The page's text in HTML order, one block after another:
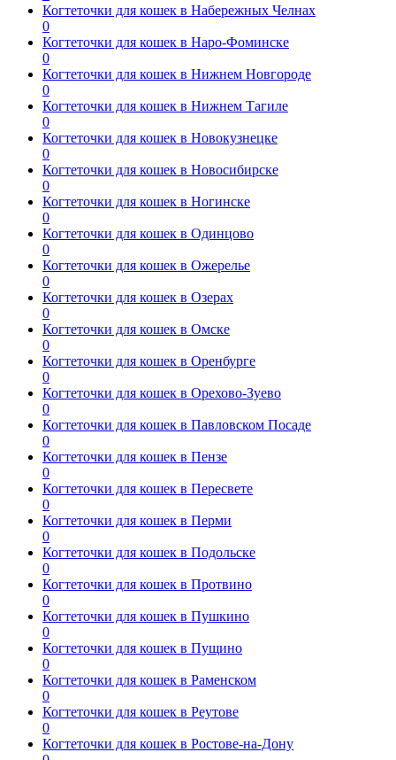
Когтеточки для кошек в Набережных Челнах
0
Когтеточки для кошек в Наро-Фоминске
0
Когтеточки для кошек в Нижнем Новгороде
0
Когтеточки для кошек в Нижнем Тагиле
0
Когтеточки для кошек в Новокузнецке
0
Когтеточки для кошек в Новосибирске
0
Когтеточки для кошек в Ногинске
0
Когтеточки для кошек в Одинцово
0
Когтеточки для кошек в Ожерелье
0
Когтеточки для кошек в Озерах
0
Когтеточки для кошек в Омске
0
Когтеточки для кошек в Оренбурге
0
Когтеточки для кошек в Орехово-Зуево
0
Когтеточки для кошек в Павловском Посаде
0
Когтеточки для кошек в Пензе
0
Когтеточки для кошек в Пересвете
0
Когтеточки для кошек в Перми
0
Когтеточки для кошек в Подольске
0
Когтеточки для кошек в Протвино
0
Когтеточки для кошек в Пушкино
0
Когтеточки для кошек в Пущино
0
Когтеточки для кошек в Раменском
0
Когтеточки для кошек в Реутове
0
Когтеточки для кошек в Ростове-на-Дону